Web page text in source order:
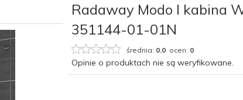
Radaway Modo I kabina
351144-01-01N
średnia: 0.0 ocen: 0
Opinie o produktach nie są weryfikowane.